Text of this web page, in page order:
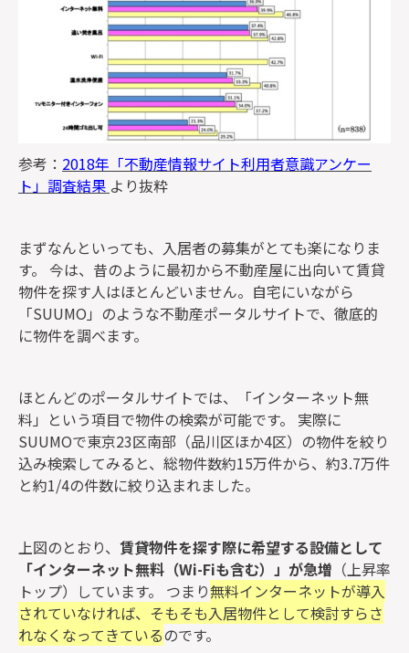
参考： 2018年「不動産情報サイト利用者意識アンケー
ト」調査結果 より抜粋
まずなんといっても、入居者の募集がとても楽になりま
す。 今は、昔のように最初から不動産屋に出向いて賃貸
物件を探す人はほとんどいません。自宅にいながら
「SUUMO」のような不動産ポータルサイトで、徹底的
に物件を調べます。
ほとんどのポータルサイトでは、「インターネット無
料」という項目で物件の検索が可能です。 実際に
SUUMOで東京23区南部（品川区ほか4区）の物件を絞り
込み検索してみると、総物件数約15万件から、約3.7万件
と約1/4の件数に絞り込まれました。
上図のとおり、 賃貸物件を探す際に希望する設備として
「インターネット無料（Wi-Fiも含む）」が急増 （上昇率
トップ）しています。 つまり無料インターネットが導入
されていなければ、そもそも入居物件として検討すらさ
れなくなってきているのです。